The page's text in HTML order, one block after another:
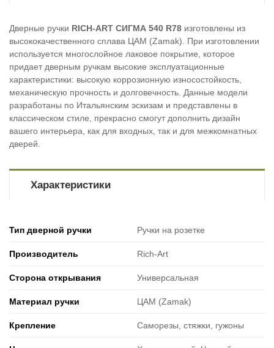
Дверные ручки RICH-ART СИГМА 540 R78 изготовлены из
высококачественного сплава ЦАМ (Zamak). При изготовлении
используется многослойное лаковое покрытие, которое
придает дверным ручкам высокие эксплуатационные
характеристики: высокую коррозионную износостойкость,
механическую прочность и долговечность. Данные модели
разработаны по Итальянским эскизам и представлены в
классическом стиле, прекрасно смогут дополнить дизайн
вашего интерьера, как для входных, так и для межкомнатных
дверей.
Характеристики
Тип дверной ручки Ручки на розетке
Производитель Rich-Art
Сторона открывания Универсальная
Материал ручки ЦАМ (Zamak)
Крепление Саморезы, стяжки, гужоны